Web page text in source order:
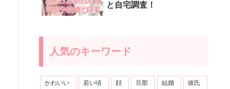
と自宅調査！
人気のキーワード
かわいい 若い頃 顔 旦那 結婚 彼氏